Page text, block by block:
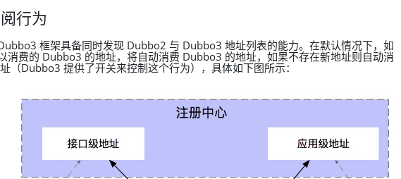
行为
框架具备同时发现 Dubbo2 与 Dubbo3 地址列表的能力。在默认情况下，如
消费的 Dubbo3 的地址，将自动消费 Dubbo3 的地址，如果不存在新地址则自动消
（Dubbo3 提供了开关来控制这个行为），具体如下图所示：